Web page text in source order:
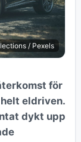
/ Pexels
för
eldriven.
dykt upp